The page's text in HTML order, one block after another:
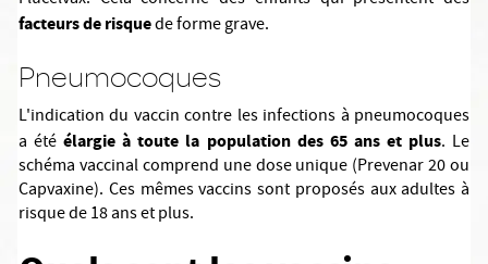
facteurs de risquede forme grave.
Pneumocoques
L'indication du vaccin contre les infections à pneumocoques
a été élargie à toute la population des 65 ans et plus. Le
schéma vaccinal comprend une dose unique (Prevenar 20 ou
Capvaxine). Ces mêmes vaccins sont proposés aux adultes à
risque de 18 ans et plus.